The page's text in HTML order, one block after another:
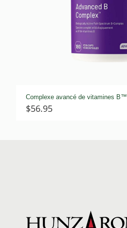
Complexe avancé de vitamines B™
$56.95